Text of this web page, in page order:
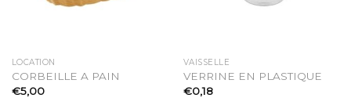
LOCATION
CORBEILLE A PAIN
€5,00
VAISSELLE
VERRINE EN PLASTIQUE
€0,18